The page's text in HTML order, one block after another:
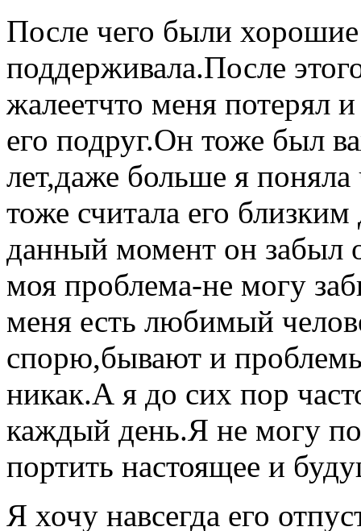
После чего были хорошие
поддерживала.После
жалеетчто меня потерял
его подруг.Он тоже был
лет,даже больше я
тоже считала его
данный момент он забыл
моя проблема-не могу
меня есть любимый
спорю,бывают и
никак.А я до сих пор
каждый день.Я не могу
портить настоящее и
Я хочу навсегда его